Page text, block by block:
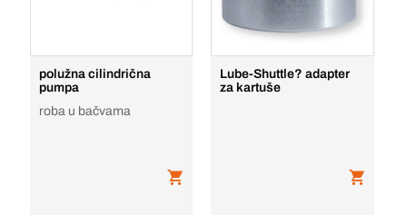
polužna cilindrična
pumpa
roba u bačvama
Lube-Shuttle? adapter
za kartuše